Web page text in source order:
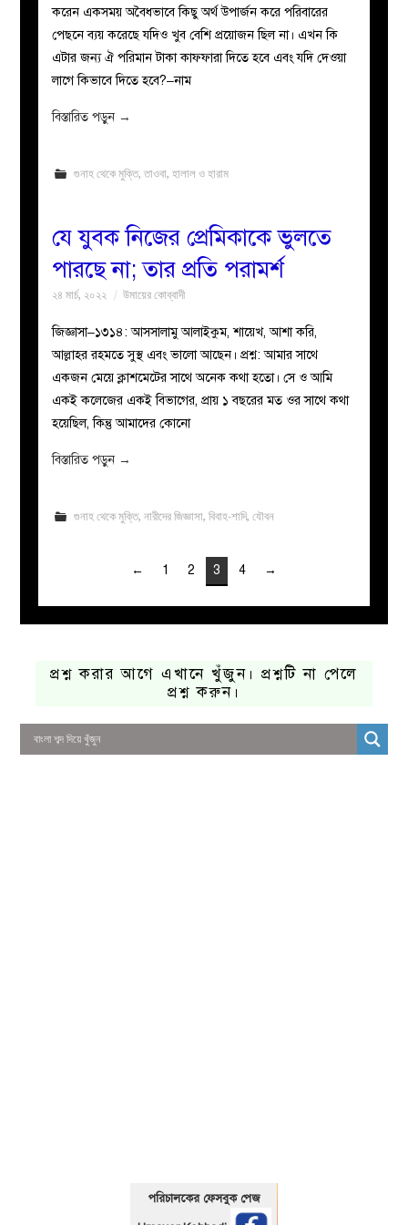
করেন একসময় অবৈধভাবে কিছু অর্থ উপার্জন করে পরিবারের
পেছনে ব্যয় করেছে যদিও খুব বেশি প্রয়োজন ছিল না। এখন কি
এটার জন্য ঐ পরিমান টাকা কাফফারা দিতে হবে এবং যদি দেওয়া
লাগে কিভাবে দিতে হবে?–নাম
বিস্তারিত পড়ুন →
গুনাহ থেকে মুক্তি, তাওবা, হালাল ও হারাম
যে যুবক নিজের প্রেমিকাকে ভুলতে
পারছে না; তার প্রতি পরামর্শ
২৪ মার্চ, ২০২২ উমায়ের কোব্বাদী
জিজ্ঞাসা–১৩১৪: আসসালামু আলাইকুম, শায়েখ, আশা করি,
আল্লাহর রহমতে সুস্থ এবং ভালো আছেন। প্রশ্ন: আমার সাথে
একজন মেয়ে ক্লাশমেটের সাথে অনেক কথা হতো। সে ও আমি
একই কলেজের একই বিভাগের, প্রায় ১ বছরের মত ওর সাথে কথা
হয়েছিল, কিন্তু আমাদের কোনো
বিস্তারিত পড়ুন →
গুনাহ থেকে মুক্তি, নারীদের জিজ্ঞাসা, বিবাহ-শাদি, যৌবন
← 1 2 3 4 →
প্রশ্ন করার আগে এখানে খুঁজুন। প্রশ্নটি না পেলে
প্রশ্ন করুন।
পরিচালকের ফেসবুক পেজ